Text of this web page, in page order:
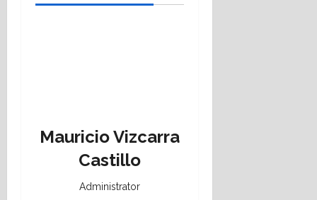
Mauricio Vizcarra
Castillo
Administrator